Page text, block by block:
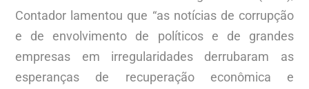
Contador lamentou que “as notícias de corrupção
e de envolvimento de políticos e de grandes
empresas em irregularidades derrubaram as
esperanças de recuperação econômica e